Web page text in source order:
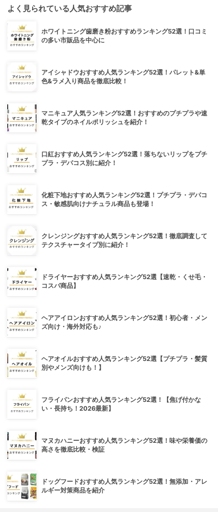
よく見られている人気おすすめ記事
ホワイトニング歯磨き粉おすすめランキング52選！口コミ
の多い市販品を中心に
アイシャドウおすすめ人気ランキング52選！パレット&単
色&ラメ入り商品を徹底比較！
マニキュア人気ランキング52選！おすすめのプチプラや速
乾タイプのネイルポリッシュを紹介！
口紅おすすめ人気ランキング52選！落ちないリップをプチ
プラ・デパコス別に紹介！
化粧下地おすすめ人気ランキング52選！プチプラ・デパコ
ス・敏感肌向けナチュラル商品も登場！
クレンジングおすすめ人気ランキング52選！徹底調査して
テクスチャータイプ別に紹介！
ドライヤーおすすめ人気ランキング52選【速乾・くせ毛・
コスパ商品】
ヘアアイロンおすすめ人気ランキング52選！初心者・メン
ズ向け・海外対応も♪
ヘアオイルおすすめ人気ランキング52選【プチプラ・髪質
別やメンズ向けも！】
フライパンおすすめ人気ランキング52選！【焦げ付かな
い・長持ち！2026最新】
マヌカハニーおすすめ人気ランキング52選！味や栄養価の
高さを徹底比較・検証
ドッグフードおすすめ人気ランキング52選！無添加・アレ
ルギー対策商品を紹介